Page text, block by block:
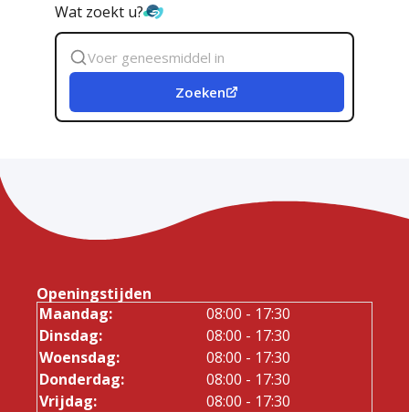
Wat zoekt u?
Zoek
geneesmiddel
Zoeken
Openingstijden
Maandag:
08:00 - 17:30
Dinsdag:
08:00 - 17:30
Woensdag:
08:00 - 17:30
Donderdag:
08:00 - 17:30
Vrijdag:
08:00 - 17:30